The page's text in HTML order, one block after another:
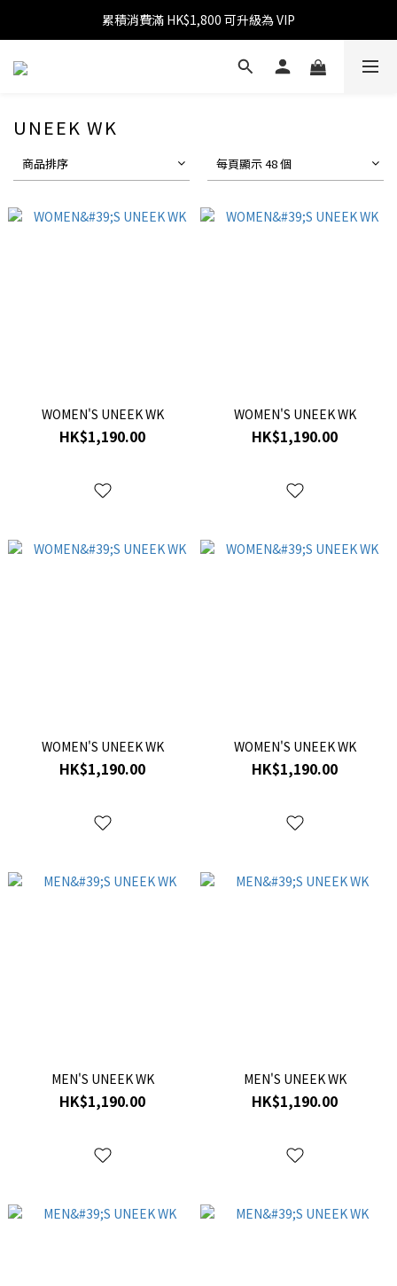
消費滿 HK$599 免運費
累積消費滿 HK$1,800 可升級為 VIP
消費滿 HK$1,800 可享 9 折優惠
UNEEK WK
商品排序 每頁顯示 48 個
WOMEN'S UNEEK WK
HK$1,190.00
WOMEN'S UNEEK WK
HK$1,190.00
WOMEN'S UNEEK WK
HK$1,190.00
WOMEN'S UNEEK WK
HK$1,190.00
MEN'S UNEEK WK
HK$1,190.00
MEN'S UNEEK WK
HK$1,190.00